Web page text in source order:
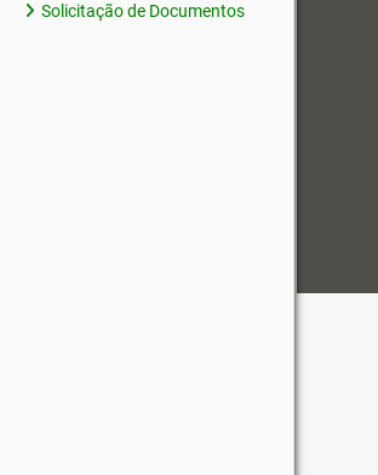
Solicitação de Documentos